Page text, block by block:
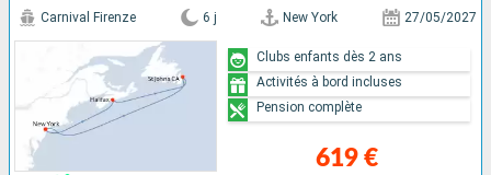
Carnival Firenze 6 j New York 27/05/2027
619 €
Clubs enfants dès 2 ans
Activités à bord incluses
Pension complète